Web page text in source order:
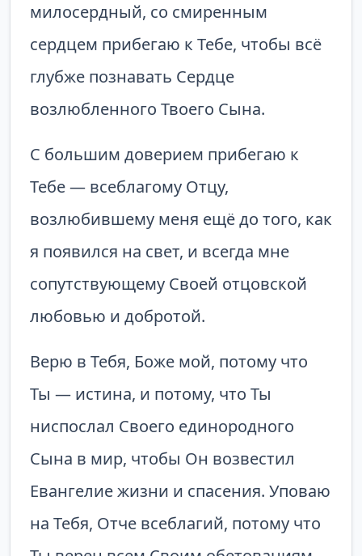
милосердный, со смиренным
сердцем прибегаю к Тебе, чтобы всё
глубже познавать Сердце
возлюбленного Твоего Сына.
С большим доверием прибегаю к
Тебе — всеблагому Отцу,
возлюбившему меня ещё до того, как
я появился на свет, и всегда мне
сопутствующему Своей отцовской
любовью и добротой.
Верю в Тебя, Боже мой, потому что
Ты — истина, и потому, что Ты
ниспослал Своего единородного
Сына в мир, чтобы Он возвестил
Евангелие жизни и спасения. Уповаю
на Тебя, Отче всеблагий, потому что